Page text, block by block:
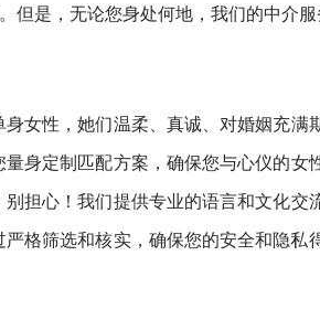
是，无论您身处何地，我们的中介
女性，她们温柔、真诚、对婚姻充满
身定制匹配方案，确保您与心仪的女
担心！我们提供专业的语言和文化交
格筛选和核实，确保您的安全和隐私